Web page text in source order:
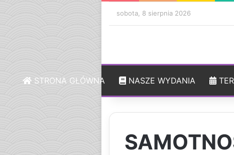
sobota, 8 sierpnia 2026
STRONA GŁÓWNA NASZE WYDANIA